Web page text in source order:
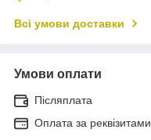
Всі умови доставки
Умови оплати
Післяплата
Оплата за реквізитами